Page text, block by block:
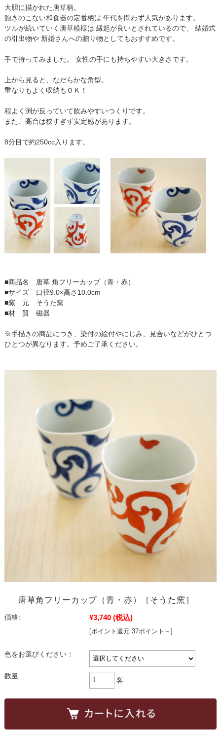
大胆に描かれた唐草柄。
飽きのこない和食器の定番柄は 年代を問わず人気があります。
ツルが続いていく唐草模様は 縁起が良いとされているので、 結婚式
の引出物や 新婚さんへの贈り物としてもおすすめです。
手で持ってみました。 女性の手にも持ちやすい大きさです。
上から見ると、なだらかな角型。
重なりもよく収納もＯＫ！
程よく渕が反っていて飲みやすいつくりです。
また、高台は狭すぎず安定感があります。
8分目で約250cc入ります。
■商品名 唐草 角フリーカップ（青・赤）
■サイズ 口径9.0×高さ10.0cm
■窯 元 そうた窯
■材 質 磁器
※手描きの商品につき、染付の絵付やにじみ、見合いなどがひとつ
ひとつが異なります。予めご了承ください。
唐草角フリーカップ（青・赤）［そうた窯］
価格: ¥3,740 (税込)
[ポイント還元 37ポイント～]
色をお選びください：
数量:
客